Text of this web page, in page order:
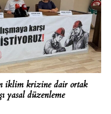
iklim krizine dair ortak
yasal düzenleme